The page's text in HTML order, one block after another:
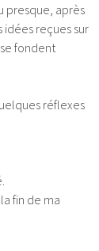
presque, après
idées reçues sur
fondent
réflexes
fin de ma